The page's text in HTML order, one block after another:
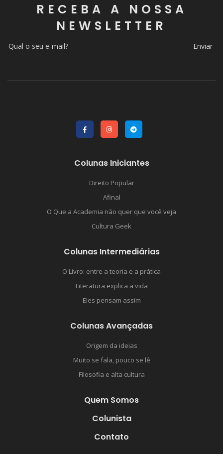
RECEBA A NOSSA
NEWSLETTER
Enviar
Colunas Iniciantes
Direito Popular
Afinal
O Que a Academia não quer que você veja
Cultura Geek
Colunas Intermediárias
O Livro: entre a teoria e a prática
Literatura explica a vida
Eles pensam assim
Colunas Avançadas
Origem da ideias
Muito se fala, pouco se lê
Filosofia e alta cultura
Quem Somos
Colunista
Contato